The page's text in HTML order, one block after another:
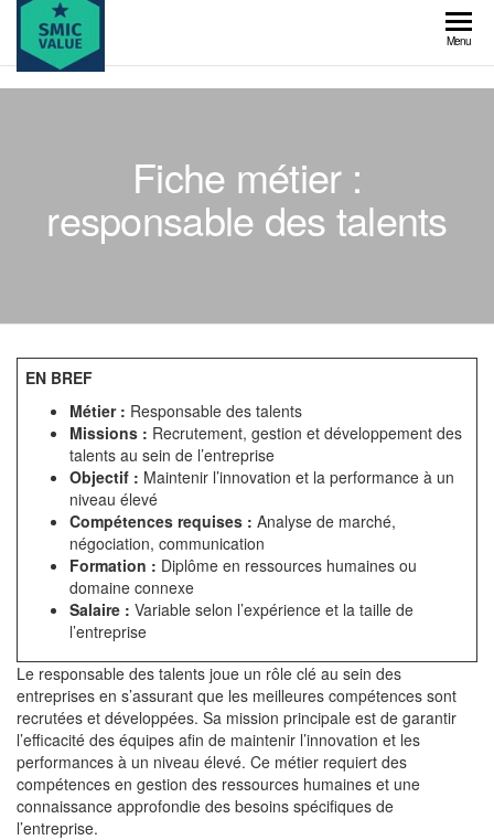
Skip
the
content
value
Menu
Fiche métier :
responsable des talents
EN BREF
Métier : Responsable des talents
Missions : Recrutement, gestion et développement des
talents au sein de l’entreprise
Objectif : Maintenir l’innovation et la performance à un
niveau élevé
Compétences requises : Analyse de marché,
négociation, communication
Formation : Diplôme en ressources humaines ou
domaine connexe
Salaire : Variable selon l’expérience et la taille de
l’entreprise
Le responsable des talents joue un rôle clé au sein des
entreprises en s’assurant que les meilleures compétences sont
recrutées et développées. Sa mission principale est de garantir
l’efficacité des équipes afin de maintenir l’innovation et les
performances à un niveau élevé. Ce métier requiert des
compétences en gestion des ressources humaines et une
connaissance approfondie des besoins spécifiques de
l’entreprise.